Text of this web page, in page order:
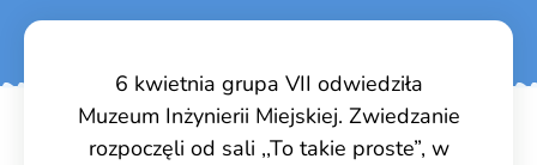
6 kwietnia grupa VII odwiedziła
Muzeum Inżynierii Miejskiej. Zwiedzanie
rozpoczęli od sali ,,To takie proste”, w